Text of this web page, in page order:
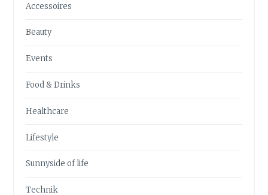
Accessoires
Beauty
Events
Food & Drinks
Healthcare
Lifestyle
Sunnyside of life
Technik